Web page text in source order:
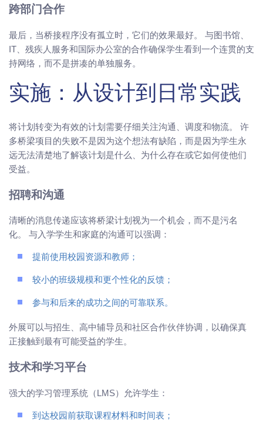
跨部门合作
最后，当桥接程序没有孤立时，它们的效果最好。 与图书馆、
IT、残疾人服务和国际办公室的合作确保学生看到一个连贯的支
持网络，而不是拼凑的单独服务。
实施：从设计到日常实践
将计划转变为有效的计划需要仔细关注沟通、调度和物流。 许
多桥梁项目的失败不是因为这个想法有缺陷，而是因为学生永
远无法清楚地了解该计划是什么、为什么存在或它如何使他们
受益。
招聘和沟通
清晰的消息传递应该将桥梁计划视为一个机会，而不是污名
化。 与入学学生和家庭的沟通可以强调：
提前使用校园资源和教师；
较小的班级规模和更个性化的反馈；
参与和后来的成功之间的可靠联系。
外展可以与招生、高中辅导员和社区合作伙伴协调，以确保真
正接触到最有可能受益的学生。
技术和学习平台
强大的学习管理系统（LMS）允许学生：
到达校园前获取课程材料和时间表；